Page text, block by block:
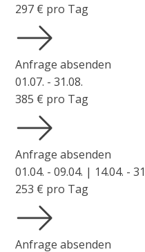
297 € pro Tag
Anfrage absenden
01.07. - 31.08.
385 € pro Tag
Anfrage absenden
01.04. - 09.04. | 14.04. -
253 € pro Tag
Anfrage absenden